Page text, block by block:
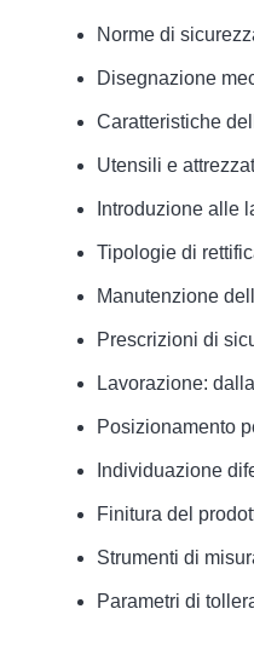
Norme di
Disegnazione
Caratteristiche
Utensili e
Introduzione alle
Tipologie di
Manutenzione
Prescrizioni di
Lavorazione:
Posizionamento
Individuazione
Finitura del
Strumenti di
Parametri di